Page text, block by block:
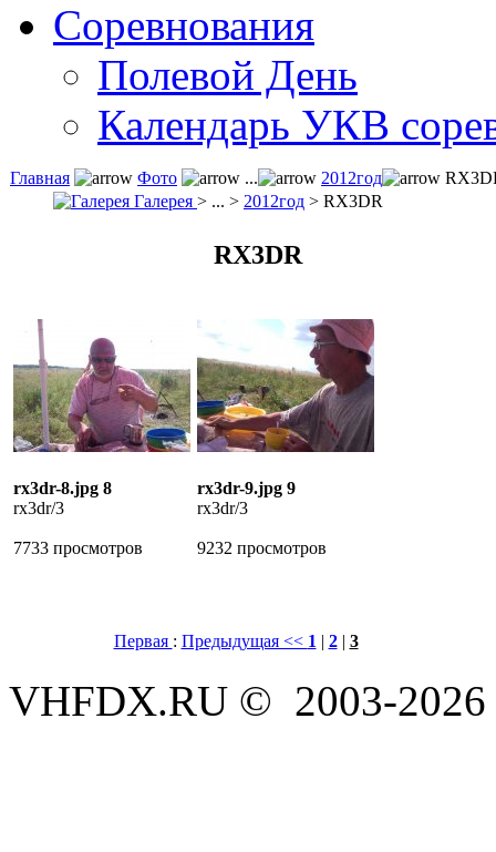
Соревнования
Полевой День
Календарь УКВ
Главная Фото ... 2012год
Галерея > ... > 2012год > RX3DR
RX3DR
rx3dr-8.jpg 8
rx3dr/3
7733 просмотров
rx3dr-9.jpg 9
rx3dr/3
9232 просмотров
Первая : Предыдущая << 1 | 2| 3
VHFDX.RU © 2003-2026